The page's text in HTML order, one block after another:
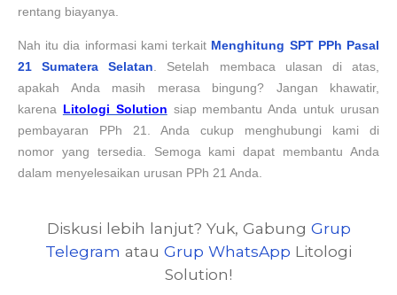
rentang biayanya
Nah itu dia informasi kami terkait Menghitung SPT PPh Pasal
21Sumatera Selatan . Setelah membaca ulasan di atas,
apakah Anda masih merasa bingung? Jangan khawatir,
karena Litologi Solution siap membantu Anda untuk urusan
pembayaran PPh 21. Anda cukup menghubungi kami di
nomor yang tersedia
Semoga kami dapat membantu Anda
dalam menyelesaikan urusan PPh 21 Anda.
Diskusi lebih lanjut? Yuk, Gabung Grup
Telegram atau Grup WhatsApp Litologi
Solution!